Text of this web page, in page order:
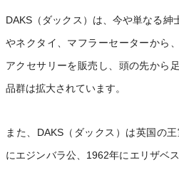
DAKS（ダックス）は、今や単なる紳
やネクタイ、マフラーセーターから
アクセサリーを販売し、頭の先から
品群は拡大されています。
また、DAKS（ダックス）は英国の
にエジンバラ公、1962年にエリザベ